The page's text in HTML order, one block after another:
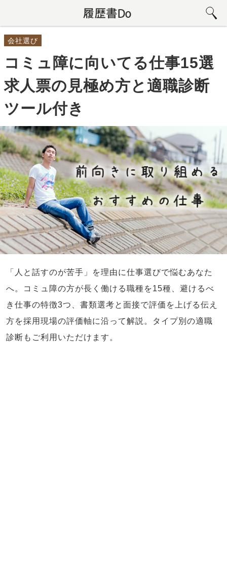
会社選び
コミュ障に向いてる仕事15選
求人票の見極め方と適職診断
ツール付き
「人と話すのが苦手」を理由に仕事選びで悩むあなた
へ。コミュ障の方が長く働ける職種を15種、避けるべ
き仕事の特徴3つ、書類選考と面接で評価を上げる伝え
方を採用現場の評価軸に沿って解説。タイプ別の適職
診断もご利用いただけます。